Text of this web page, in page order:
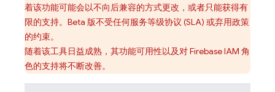
着该功能可能会以不向后兼容的方式更改，或者只能获得有
限的支持。Beta 版不受任何服务等级协议 (SLA) 或弃用政策
的约束。
随着该工具日益成熟，其功能可用性以及对 Firebase IAM 角
色的支持将不断改善。